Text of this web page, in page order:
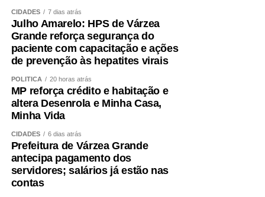
de 4% acima da inflação nos últimos anos — o que,
segundo ele, representaria uma evolução expressiva dos
valores direcionados à educação no Orçamento.
Controle
De acordo com o diretor de Controle Externo da
Educação do Tribunal de Contas da União (TCU), Paulo
significativo da educação dentro do Orçamento federal,
por conta de novas modalidades de financiamento.
O diretor ressaltou que o controle externo contribui para a
CIDADES 7 dias atrás
Julho Amarelo: HPS de Várzea
Grande reforça segurança do
paciente com capacitação e ações
de prevenção às hepatites virais
POLÍTICA 20 horas atrás
MP reforça crédito e habitação e
altera Desenrola e Minha Casa,
Minha Vida
CIDADES 6 dias atrás
Prefeitura de Várzea Grande
antecipa pagamento dos
servidores; salários já estão nas
contas